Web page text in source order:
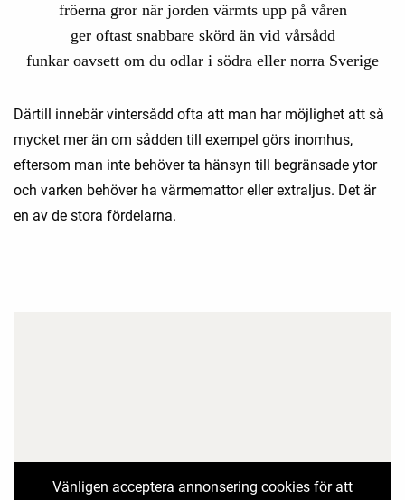
fröerna gror när jorden värmts upp på våren
ger oftast snabbare skörd än vid vårsådd
funkar oavsett om du odlar i södra eller norra Sverige
Därtill innebär vintersådd ofta att man har möjlighet att så
mycket mer än om sådden till exempel görs inomhus,
eftersom man inte behöver ta hänsyn till begränsade ytor
och varken behöver ha värmemattor eller extraljus. Det är
en av de stora fördelarna.
Vänligen acceptera annonsering cookies för att